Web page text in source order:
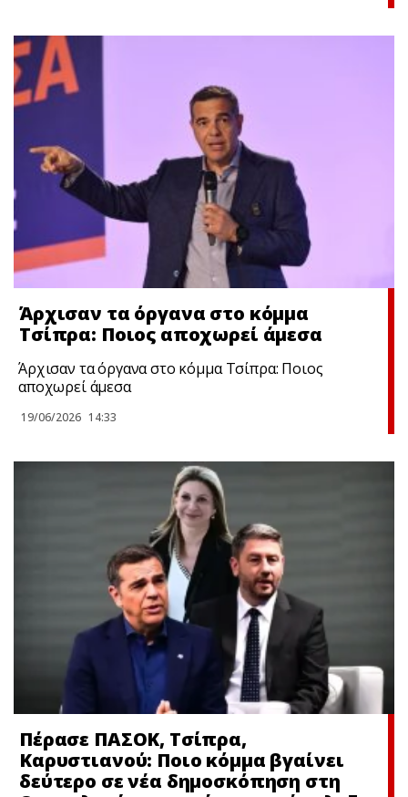
Άρχισαν τα όργανα στο κόμμα
Τσίπρα: Ποιος αποχωρεί άμεσα
Άρχισαν τα όργανα στο κόμμα Τσίπρα: Ποιος
αποχωρεί άμεσα
19/06/2026 14:33
Πέρασε ΠΑΣΟΚ, Τσίπρα,
Καρυστιανού: Ποιο κόμμα βγαίνει
δεύτερο σε νέα δημοσκόπηση στη